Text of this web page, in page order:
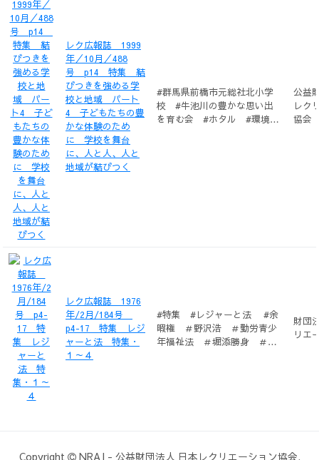
レク広報誌 1999
年／10月／488
号 p14 特集 結
びつきを強める学
校と地域 パート
4 子どもたちの豊
かな体験のため
に 学校を舞台
に、人と人、人と
地域が結びつく
#群馬県前橋市元総社北小学
校 #牛池川の豊かな思い出
を育む会 #ホタル #環境保
公益
レク
協会
レク広報誌 1976
年/2月/184号
p4-17 特集 レジ
ャーと法 特集・
１～４
#特集 #レジャーと法 #余
暇権 ＃野沢浩 ＃勤労青少
年福祉法 ＃堀添勝身 ＃自
財団
リエ
Copyright NRAJ - 公益財団法人 日本レクリエーション協会.